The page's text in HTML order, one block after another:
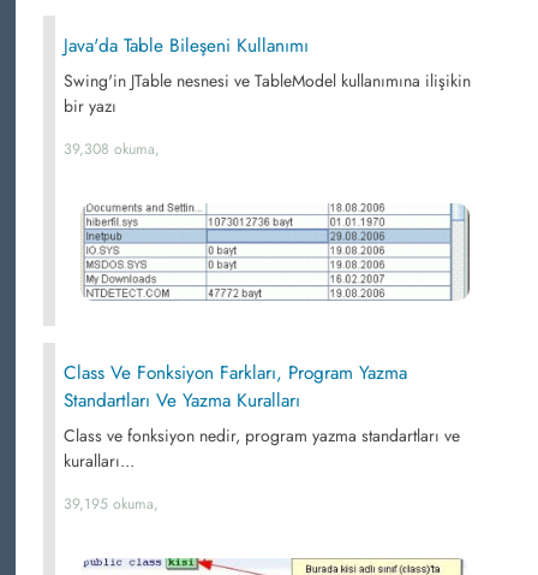
Java'da Table Bileşeni Kullanımı
Swing'in JTable nesnesi ve TableModel kullanımına ilişikin
bir yazı
39,308 okuma,
Class Ve Fonksiyon Farkları, Program Yazma
Standartları Ve Yazma Kuralları
Class ve fonksiyon nedir, program yazma standartları ve
kuralları...
39,195 okuma,